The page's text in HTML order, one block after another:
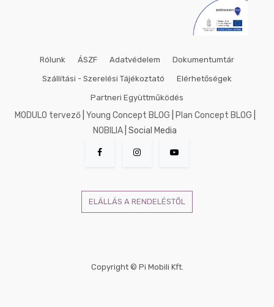
Rólunk ÁSZF Adatvédelem Dokumentumtár
Szállítási - Szerelési Tájékoztató Elérhetőségek
Partneri Együttműködés
MODULO tervező| Young Concept BLOG Plan Concept BLOG
NOBILIA | Social Media
ELÁLLÁS A RENDELÉSTŐL
Copyright © Pi Mobili Kft.